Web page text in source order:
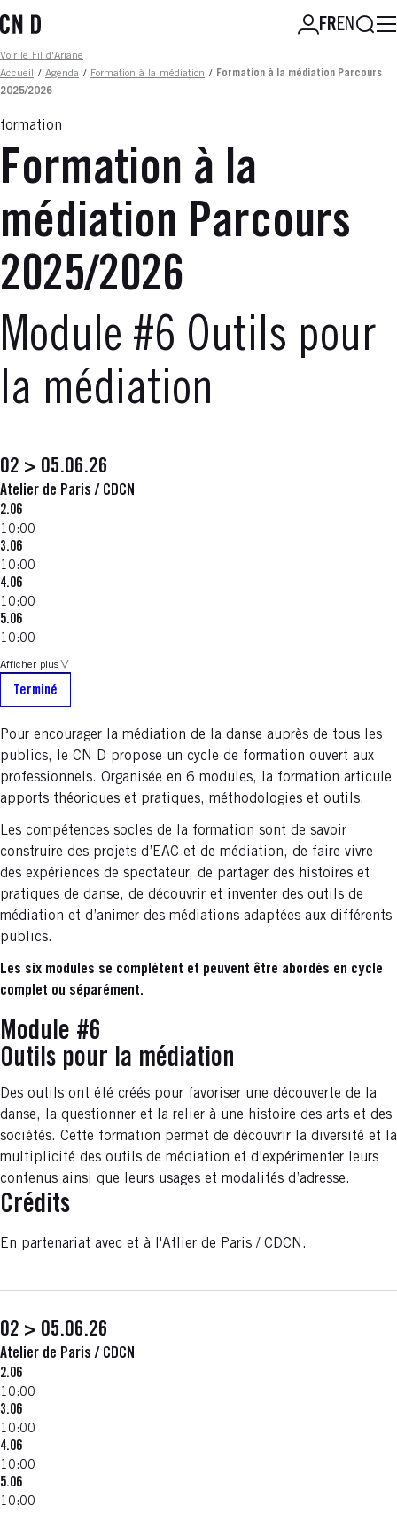
au
principal
FREN
Fil d'ariane
Voir le Fil d'Ariane
Accueil
/ Agenda / Formation à la médiation / Formation à la médiation Parcours
2025/2026
formation
Formation à la
médiation Parcours
2025/2026
Module #6 Outils pour
la médiation
02 > 05.06.26
Atelier de Paris / CDCN
2.06
10:00
3.06
10:00
4.06
10:00
5.06
10:00
Afficher plus
Terminé
Pour encourager la médiation de la danse auprès de tous les
publics, le CN D propose un cycle de formation ouvert aux
professionnels. Organisée en 6 modules, la formation articule
apports théoriques et pratiques, méthodologies et outils.
Les compétences socles de la formation sont de savoir
construire des projets d’EAC et de médiation, de faire vivre
des expériences de spectateur, de partager des histoires et
pratiques de danse, de découvrir et inventer des outils de
médiation et d’animer des médiations adaptées aux différents
publics.
Les six modules se complètent et peuvent être abordés en cycle
complet ou séparément.
Module #6
Outils pour la médiation
Des outils ont été créés pour favoriser une découverte de la
danse, la questionner et la relier à une histoire des arts et des
sociétés. Cette formation permet de découvrir la diversité et la
multiplicité des outils de médiation et d’expérimenter leurs
contenus ainsi que leurs usages et modalités d’adresse.
Crédits
En partenariat avec et à l'Atlier de Paris / CDCN.
02 > 05.06.26
Atelier de Paris / CDCN
2.06
10:00
3.06
10:00
4.06
10:00
5.06
10:00